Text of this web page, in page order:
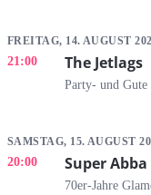
FREITAG, 14. AUGUST
21:00 The Jetlags
Party- und Gute
SAMSTAG, 15. AUGUST
20:00 Super Abba
70er-Jahre